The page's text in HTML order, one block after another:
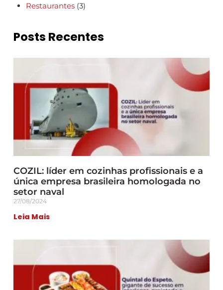
Restaurantes (3)
Posts Recentes
COZIL: líder em cozinhas profissionais e a
única empresa brasileira homologada no
setor naval
27/08/2024
Leia Mais